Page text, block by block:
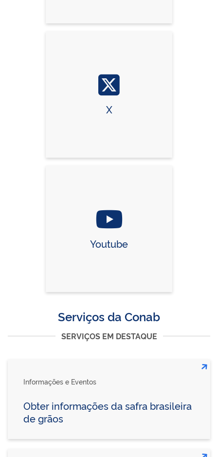
X
Youtube
Serviços da Conab
SERVIÇOS EM DESTAQUE
Informações e Eventos
Obter informações da safra brasileira
de grãos